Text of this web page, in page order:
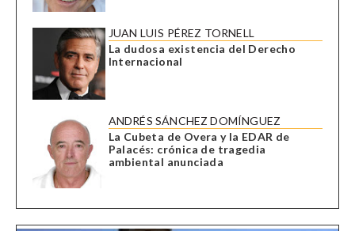
JUAN LUIS PÉREZ TORNELL
La dudosa existencia del Derecho
Internacional
ANDRÉS SÁNCHEZ DOMÍNGUEZ
La Cubeta de Overa y la EDAR de
Palacés: crónica de tragedia
ambiental anunciada